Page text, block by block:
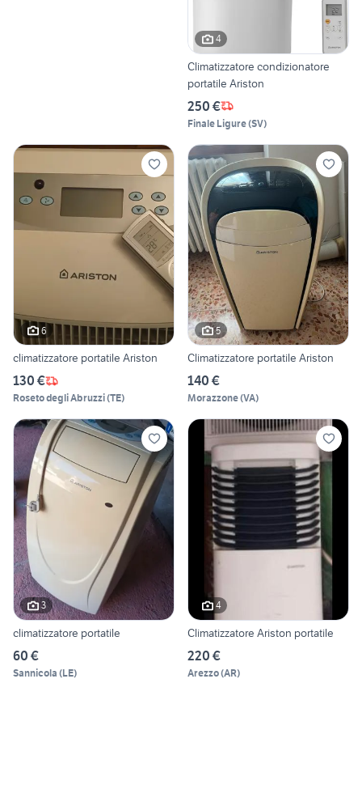
4
Climatizzatore condizionatore
portatile Ariston
250 €
Finale Ligure(SV)
6
climatizzatore portatile Ariston
130 €
Roseto degli Abruzzi(TE)
5
Climatizzatore portatile Ariston
140 €
Morazzone(VA)
3
climatizzatore portatile
60 €
Sannicola (LE)
4
Climatizzatore Ariston portatile
220 €
Arezzo(AR)